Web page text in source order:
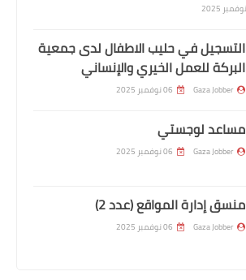
التسجيل في حليب الاطفال لدى جمعية
البركة للعمل الخيري والإنساني
Gaza Jobber 06 نوفمبر 2025
مساعد لوجستي
Gaza Jobber 06 نوفمبر 2025
منسق إدارة المواقع (عدد 2)
Gaza Jobber 06 نوفمبر 2025